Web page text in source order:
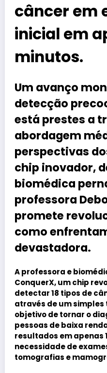
câncer em
inicial em
minutos.
Um avanço
detecção
está prestes a
abordagem
perspectivas
chip inovador,
biomédica
professora
promete
como
devastadora.
A professora e
ConquerX, um chip
detectar 18 tipos de
através de um simples
objetivo de tornar o
pessoas de baixa
resultados em apenas
necessidade de
tomografias e